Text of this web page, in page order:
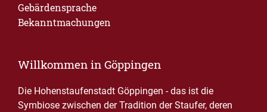
Gebärdensprache
Bekanntmachungen
Willkommen in Göppingen
Die Hohenstaufenstadt Göppingen - das ist die
Symbiose zwischen der Tradition der Staufer, deren